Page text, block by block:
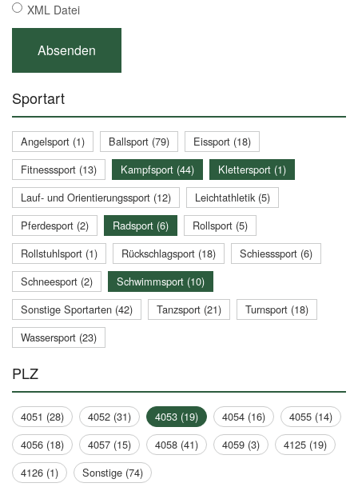
XML Datei
Sportart
Angelsport (1) Ballsport (79)
Eissport (18)
Fitnesssport (13)
Kampfsport (44)
Klettersport (1)
Lauf- und Orientierungssport (12)
Leichtathletik (5)
Pferdesport (2)
Radsport (6)
Rollsport (5)
Rollstuhlsport (1)
Rückschlagsport (18)
Schiesssport (6)
Schneesport (2)
Schwimmsport (10)
Sonstige Sportarten (42)
Tanzsport (21)
Turnsport (18)
Wassersport (23)
PLZ
4051 (28) 4052 (31) 4053 (19) 4054 (16)
4055 (14)
4056 (18)
4057 (15) 4058 (41) 4059 (3)
4125 (19)
4126 (1)
Sonstige (74)